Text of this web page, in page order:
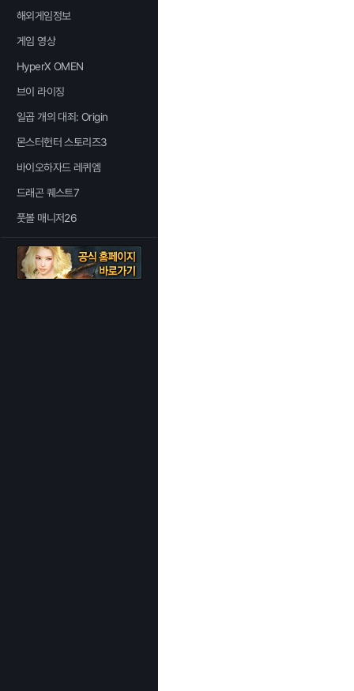
해외게임정보
게임 영상
HyperX OMEN
브이 라이징
일곱 개의 대죄: Origin
몬스터헌터 스토리즈3
바이오하자드 레퀴엠
드래곤 퀘스트7
풋볼 매니저26